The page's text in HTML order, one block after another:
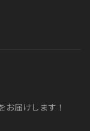
お届けします！